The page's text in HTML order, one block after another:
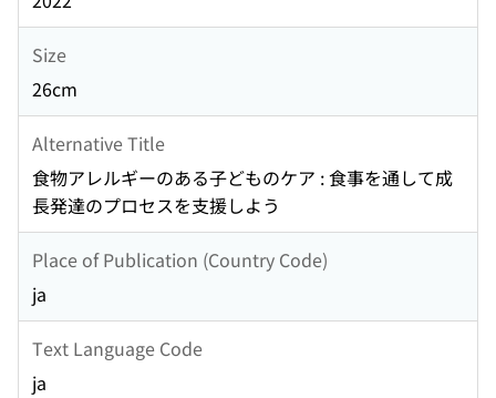
Size
26cm
Alternative Title
食物アレルギーのある子どものケア : 食事を通して成
長発達のプロセスを支援しよう
Place of Publication (Country Code)
ja
Text Language Code
ja